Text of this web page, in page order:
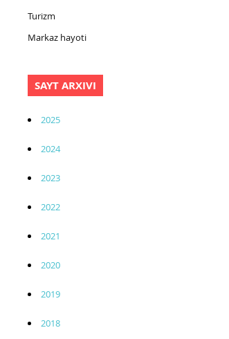
Turizm
Markaz hayoti
SAYT ARXIVI
2025
2024
2023
2022
2021
2020
2019
2018